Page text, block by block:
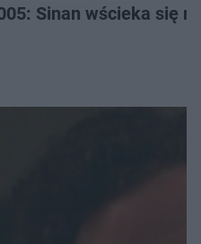
Sinan wścieka się